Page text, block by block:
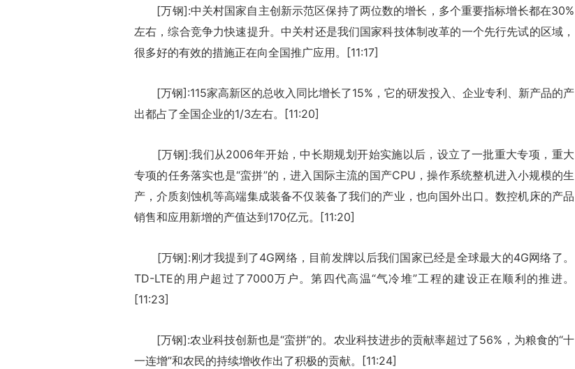
[万钢]:中关村国家自主创新示范区保持了两位数的增长，多个重要指标增长都在30%
左右，综合竞争力快速提升。中关村还是我们国家科技体制改革的一个先行先试的区域，
很多好的有效的措施正在向全国推广应用。[11:17]
[万钢]:115家高新区的总收入同比增长了15%，它的研发投入、企业专利、新产品的产
出都占了全国企业的1/3左右。[11:20]
[万钢]:我们从2006年开始，中长期规划开始实施以后，设立了一批重大专项，重大
专项的任务落实也是“蛮拼”的，进入国际主流的国产CPU，操作系统整机进入小规模的生
产，介质刻蚀机等高端集成装备不仅装备了我们的产业，也向国外出口。数控机床的产品
销售和应用新增的产值达到170亿元。[11:20]
[万钢]:刚才我提到了4G网络，目前发牌以后我们国家已经是全球最大的4G网络了。
TD-LTE的用户超过了7000万户。第四代高温“气冷堆”工程的建设正在顺利的推进。
[11:23]
[万钢]:农业科技创新也是“蛮拼”的。农业科技进步的贡献率超过了56%，为粮食的“十
一连增”和农民的持续增收作出了积极的贡献。[11:24]